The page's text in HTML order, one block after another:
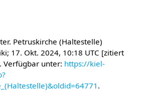
Petruskirche (Haltestelle)
17. Okt. 2024, 10:18 UTC [zitiert
Verfügbar unter: https://kiel-
.